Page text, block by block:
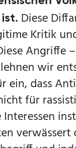
Diese
Kritik
Angriffe
wir
ein, dass
für
verwässert